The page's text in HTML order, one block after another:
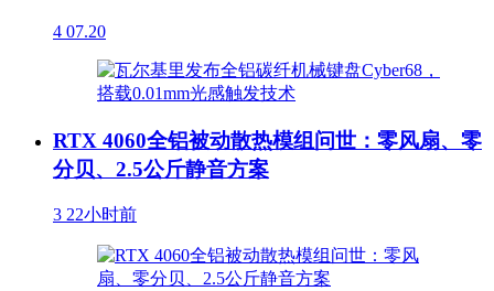
4 07.20
RTX 4060全铝被动散热模组问世：零风扇、零
分贝、2.5公斤静音方案
3 22小时前